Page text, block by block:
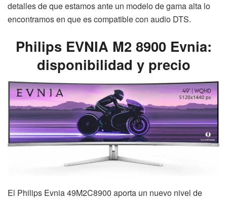
detalles de que estamos ante un modelo de gama alta lo
encontramos en que es compatible con audio DTS.
Philips EVNIA M2 8900 Evnia:
disponibilidad y precio
El Philips Evnia 49M2C8900 aporta un nuevo nivel de